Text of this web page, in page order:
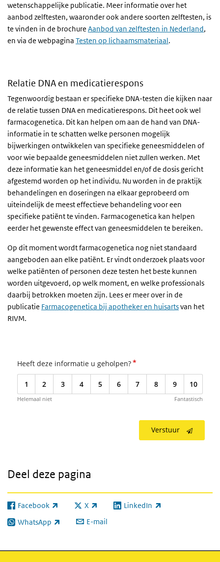
wetenschappelijke publicatie. Meer informatie over het
aanbod zelftesten, waaronder ook andere soorten zelftesten, is
te vinden in de brochure Aanbod van zelftesten in Nederland,
en via de webpagina Testen op lichaamsmateriaal.
Relatie DNA en medicatierespons
Tegenwoordig bestaan er specifieke DNA-testen die kijken naar
de relatie tussen DNA en medicatierespons. Dit heet ook wel
farmacogenetica. Dit kan helpen om aan de hand van DNA-
informatie in te schatten welke personen mogelijk
bijwerkingen ontwikkelen van specifieke geneesmiddelen of
voor wie bepaalde geneesmiddelen niet zullen werken. Met
deze informatie kan het geneesmiddel en/of de dosis gericht
afgestemd worden op het individu. Nu worden in de praktijk
behandelingen en doseringen na elkaar geprobeerd om
uiteindelijk de meest effectieve behandeling voor een
specifieke patiënt te vinden. Farmacogenetica kan helpen
eerder het gewenste effect van geneesmiddelen te bereiken.
Op dit moment wordt farmacogenetica nog niet standaard
aangeboden aan elke patiënt. Er vindt onderzoek plaats voor
welke patiënten of personen deze testen het beste kunnen
worden uitgevoerd, op welk moment, en welke professionals
daarbij betrokken moeten zijn. Lees er meer over in de
publicatie Farmacogenetica bij apotheker en huisartsvan het
RIVM.
Heeft deze informatie u geholpen?*
1 2 3 4 5 6 7 8 9 10
Helemaal niet Fantastisch
Verstuur
Deel deze pagina
Facebook
(externe link) X
(externe link) LinkedIn
(externe link)
WhatsApp
(externe link) E-mail